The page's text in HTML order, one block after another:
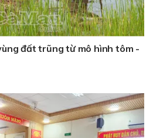
đất trũng từ mô hình tôm -